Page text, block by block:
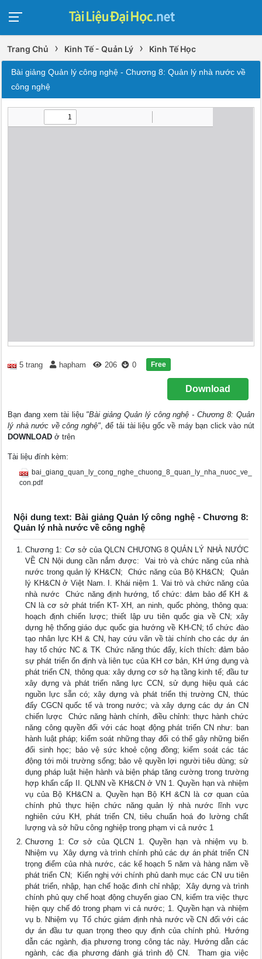
Trang Chủ › Kinh Tế - Quản Lý › Kinh Tế Học
Bài giảng Quản lý công nghệ - Chương 8: Quản lý nhà nước về
công nghệ
5 trang hapham 206 0 Free
Download
Bạn đang xem tài liệu "Bài giảng Quản lý công nghệ - Chương 8: Quản
lý nhà nước về công nghệ", để tải tài liệu gốc về máy bạn click vào nút
DOWNLOAD ở trên
Tài liệu đính kèm:
bai_giang_quan_ly_cong_nghe_chuong_8_quan_ly_nha_nuoc_ve_
con.pdf
Nội dung text: Bài giảng Quản lý công nghệ - Chương 8:
Quản lý nhà nước về công nghệ
Chương 1: Cơ sở của QLCN CHƯƠNG 8 QUẢN LÝ NHÀ NƯỚC
VỀ CN Nội dung cần nắm được:  Vai trò và chức năng của nhà
nước trong quản lý KH&CN;  Chức năng của Bộ KH&CN;  Quản
lý KH&CN ở Việt Nam. I. Khái niệm 1. Vai trò và chức năng của
nhà nước  Chức năng định hướng, tổ chức: đảm bảo để KH &
CN là cơ sở phát triển KT- XH, an ninh, quốc phòng, thông qua:
hoạch định chiến lược; thiết lập ưu tiên quốc gia về CN; xây
dựng hệ thống giáo dục quốc gia hướng về KH-CN; tổ chức đào
tạo nhân lực KH & CN, hay cứu vãn về tài chính cho các dự án
hay tổ chức NC & TK  Chức năng thúc đẩy, kích thích: đảm bảo
sự phát triển ổn định và liên tục của KH cơ bản, KH ứng dụng và
phát triển CN, thông qua: xây dựng cơ sở hạ tầng kinh tế; đầu tư
xây dựng và phát triển năng lực CCN, sử dụng hiệu quả các
nguồn lực sẵn có; xây dựng và phát triển thị trường CN, thúc
đẩy CGCN quốc tế và trong nước; và xây dựng các dự án CN
chiến lược  Chức năng hành chính, điều chỉnh: thực hành chức
năng công quyền đối với các hoạt động phát triển CN như: ban
hành luật pháp; kiểm soát những thay đổi có thể gây những biến
đổi sinh học; bảo vệ sức khoẻ cộng đồng; kiểm soát các tác
động tới môi trường sống; bảo vệ quyền lợi người tiêu dùng; sử
dụng pháp luật hiện hành và biện pháp tăng cường trong trường
hợp khẩn cấp II. QLNN về KH&CN ở VN 1. Quyền hạn và nhiệm
vụ của Bộ KH&CN a. Quyền hạn Bộ KH &CN là cơ quan của
chính phủ thực hiện chức năng quản lý nhà nước lĩnh vực
nghiên cứu KH, phát triển CN, tiêu chuẩn hoá đo lường chất
lượng và sở hữu công nghiệp trong phạm vi cả nước 1
Chương 1: Cơ sở của QLCN 1. Quyền hạn và nhiệm vụ b.
Nhiệm vụ  Xây dựng và trình chính phủ các dự án phát triển CN
trọng điểm của nhà nước, các kế hoạch 5 năm và hàng năm về
phát triển CN;  Kiến nghị với chính phủ danh mục các CN ưu tiên
phát triển, nhập, hạn chế hoặc đình chỉ nhập;  Xây dựng và trình
chính phủ quy chế hoạt động chuyển giao CN, kiểm tra việc thực
hiện quy chế đó trong phạm vi cả nước; 1. Quyền hạn và nhiệm
vụ b. Nhiệm vụ  Tổ chức giám định nhà nước về CN đối với các
dự án đầu tư quan trọng theo quy định của chính phủ. Hướng
dẫn các ngành, địa phương trong công tác này. Hướng dẫn các
ngành, các địa phương đánh giá trình độ CN.  Tham gia việc